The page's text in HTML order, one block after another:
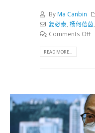
By Ma Canbin
复必泰, 杨何蓓茵
Comments Off
READ MORE...